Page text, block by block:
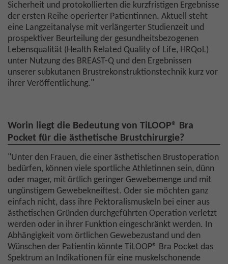
Sicherheit und protokollierten die kurzfristigen Ergebnisse
der ersten Reihe operierter Patientinnen. Aktuell steht
eine Langzeitanalyse mit verlängerter Studienzeit und
prospektiver Beurteilung der gesundheitsbezogenen
Lebensqualität (Health Related Quality of Life, HRQoL)
unter Nutzung des BREAST-Q und den Ergebnissen
unserer subkutanen Brustrekonstruktionstechnik kurz vor
ihrer Veröffentlichung."
Worin liegt die Bedeutung von TiLOOP® Bra
Pocket für die ästhetische Brustchirurgie?
"Unter den Frauen, die einer ästhetischen Brustoperation
bedürfen, können viele sportliche Athletinnen sein, dünn
oder mager, mit örtlich geringer Gewebemenge und mit
ungünstigem Gewebekneiftest. Oder sie möchten ganz
einfach nicht, dass ihre Pektoralismuskeln bei einer aus
ästhetischen Gründen durchgeführten Operation verletzt
werden oder in ihrer Funktion eingeschränkt werden. In
Abhängigkeit vom örtlichen Gewebezustand und den
Wünschen der Patientin könnte TiLOOP® Bra Pocket das
Spektrum an Indikationen für eine muskelschonende